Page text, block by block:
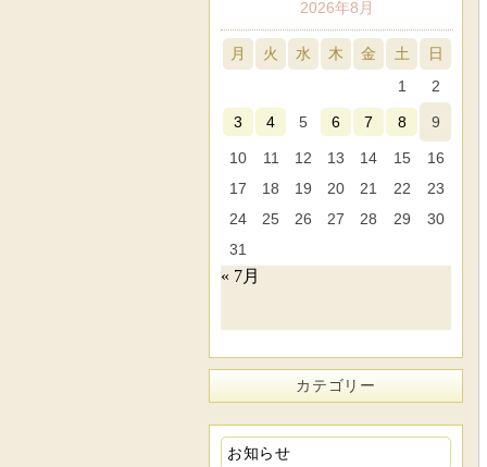
2026年8月
月 火 水 木 金 土
日
1
2
3 4 5 6 7 8 9
10 11 12 13 14 15
16
17
18 19 20 21 22
23
24
25 26 27 28 29
30
31
« 7月
カテゴリー
お知らせ